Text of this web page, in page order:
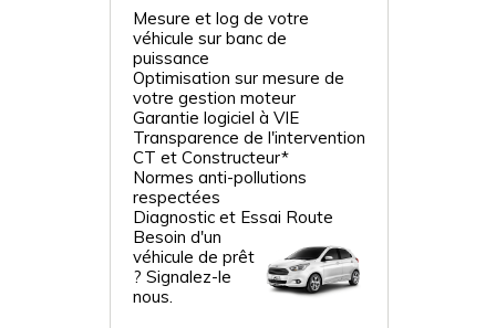
Mesure et log de votre
véhicule sur banc de
puissance
Optimisation sur mesure de
votre gestion moteur
Garantie logiciel à VIE
Transparence de l'intervention
CT et Constructeur*
Normes anti-pollutions
respectées
Diagnostic et Essai Route
Besoin d'un
véhicule de prêt
? Signalez-le
nous.